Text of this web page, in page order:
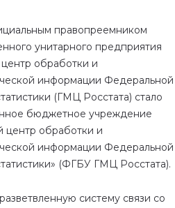
правопреемником
унитарного предприятия
обработки и
информации Федеральной
(ГМЦ Росстата) стало
бюджетное учреждение
центр обработки и
информации Федеральной
(ФГБУ ГМЦ Росстата).
систему связи со